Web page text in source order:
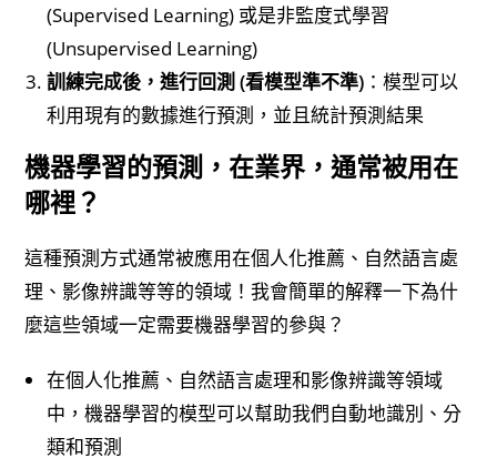
(Supervised Learning) 或是非監度式學習
(Unsupervised Learning)
訓練完成後，進行回測 (看模型準不準) ：模型可以
利用現有的數據進行預測，並且統計預測結果
機器學習的預測，在業界，通常被用在
哪裡？
這種預測方式通常被應用在個人化推薦、自然語言處
理、影像辨識等等的領域！我會簡單的解釋一下為什
麼這些領域一定需要機器學習的參與？
在個人化推薦、自然語言處理和影像辨識等領域
中，機器學習的模型可以幫助我們自動地識別、分
類和預測